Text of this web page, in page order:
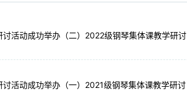
讨活动成功举办（二）2022级钢琴集体课教学研讨
讨活动成功举办（一）2021级钢琴集体课教学研讨